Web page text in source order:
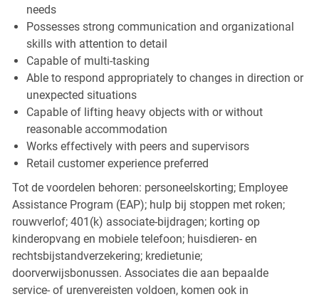
needs
Possesses strong communication and organizational
skills with attention to detail
Capable of multi-tasking
Able to respond appropriately to changes in direction or
unexpected situations
Capable of lifting heavy objects with or without
reasonable accommodation
Works effectively with peers and supervisors
Retail customer experience preferred
Tot de voordelen behoren: personeelskorting; Employee
Assistance Program (EAP); hulp bij stoppen met roken;
rouwverlof; 401(k) associate-bijdragen; korting op
kinderopvang en mobiele telefoon; huisdieren- en
rechtsbijstandverzekering; kredietunie;
doorverwijsbonussen. Associates die aan bepaalde
service- of urenvereisten voldoen, komen ook in